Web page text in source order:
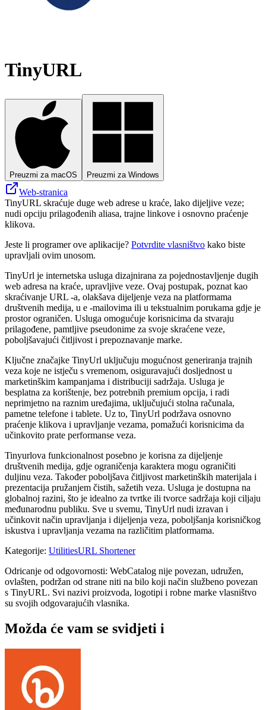
TinyURL
Preuzmi za macOS Preuzmi za Windows
Web-stranica
TinyURL skraćuje duge web adrese u kraće, lako dijeljive veze;
nudi opciju prilagođenih aliasa, trajne linkove i osnovno praćenje
klikova.
Jeste li programer ove aplikacije? Potvrdite vlasništvo kako biste
upravljali ovim unosom.
TinyUrl je internetska usluga dizajnirana za pojednostavljenje dugih
web adresa na kraće, upravljive veze. Ovaj postupak, poznat kao
skraćivanje URL -a, olakšava dijeljenje veza na platformama
društvenih medija, u e -mailovima ili u tekstualnim porukama gdje je
prostor ograničen. Usluga omogućuje korisnicima da stvaraju
prilagođene, pamtljive pseudonime za svoje skraćene veze,
poboljšavajući čitljivost i prepoznavanje marke.
Ključne značajke TinyUrl uključuju mogućnost generiranja trajnih
veza koje ne istječu s vremenom, osiguravajući dosljednost u
marketinškim kampanjama i distribuciji sadržaja. Usluga je
besplatna za korištenje, bez potrebnih premium opcija, i radi
neprimjetno na raznim uređajima, uključujući stolna računala,
pametne telefone i tablete. Uz to, TinyUrl podržava osnovno
praćenje klikova i upravljanje vezama, pomažući korisnicima da
učinkovito prate performanse veza.
Tinyurlova funkcionalnost posebno je korisna za dijeljenje
društvenih medija, gdje ograničenja karaktera mogu ograničiti
duljinu veza. Također poboljšava čitljivost marketinških materijala i
prezentacija pružanjem čistih, sažetih veza. Usluga je dostupna na
globalnoj razini, što je idealno za tvrtke ili tvorce sadržaja koji ciljaju
međunarodnu publiku. Sve u svemu, TinyUrl nudi izravan i
učinkovit način upravljanja i dijeljenja veza, poboljšanja korisničkog
iskustva i upravljanja vezama na različitim platformama.
Kategorije: UtilitiesURL Shortener
Odricanje od odgovornosti: WebCatalog nije povezan, udružen,
ovlašten, podržan od strane niti na bilo koji način službeno povezan
s TinyURL. Svi nazivi proizvoda, logotipi i robne marke vlasništvo
su svojih odgovarajućih vlasnika.
Možda će vam se svidjeti i